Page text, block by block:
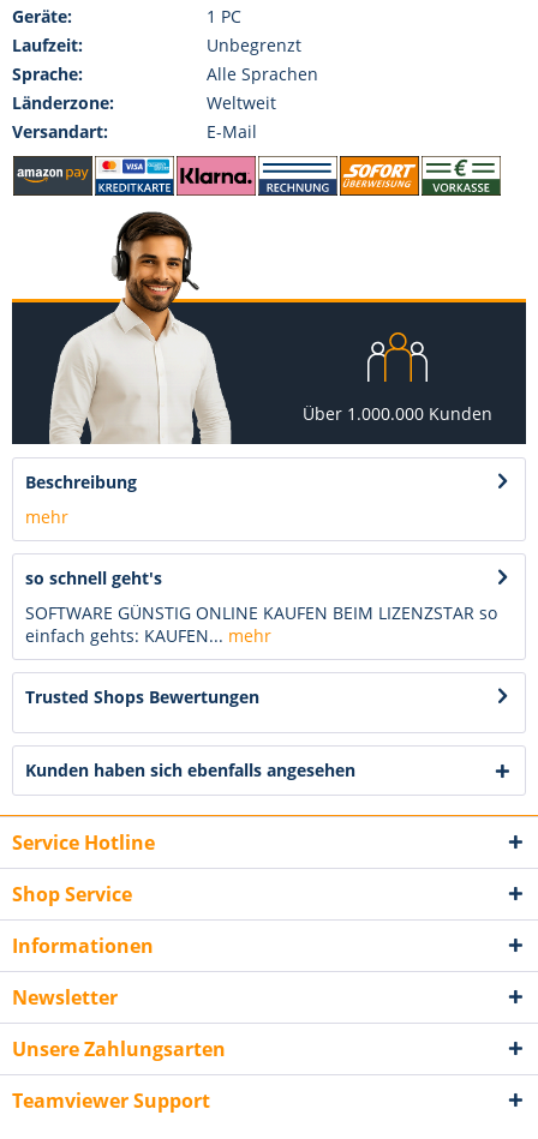
Geräte:
1 PC
Laufzeit:
Unbegrenzt
Sprache:
Alle Sprachen
Länderzone:
Weltweit
Versandart:
E-Mail
Über 1.000.000 Kunden
Beschreibung
mehr
so schnell geht's
SOFTWARE GÜNSTIG ONLINE KAUFEN BEIM LIZENZSTAR so
einfach gehts: KAUFEN... mehr
Trusted Shops Bewertungen
Kunden haben sich ebenfalls angesehen
Service Hotline
Shop Service
Informationen
Newsletter
Unsere Zahlungsarten
Teamviewer Support